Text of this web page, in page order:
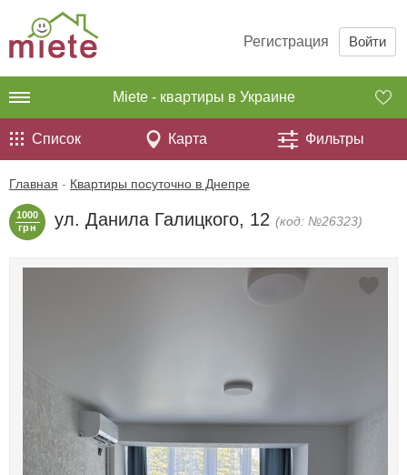
Регистрация Войти
Miete - квартиры в Украине
Список Карта Фильтры
Главная - Квартиры посуточно в Днепре
1000
грн
ул. Данила Галицкого, 12 (код: №26323)